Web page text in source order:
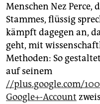
Menschen Nez Perce,
Stammes, flüssig
kämpft dagegen an,
geht, mit
Methoden: So
auf seinem
//plus.google.com/
Google+-Account